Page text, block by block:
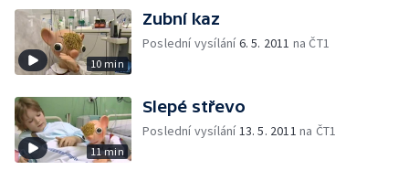
10 min
Zubní kaz
Poslední vysílání6. 5. 2011 na ČT1
11 min
Slepé střevo
Poslední vysílání13. 5. 2011 na ČT1